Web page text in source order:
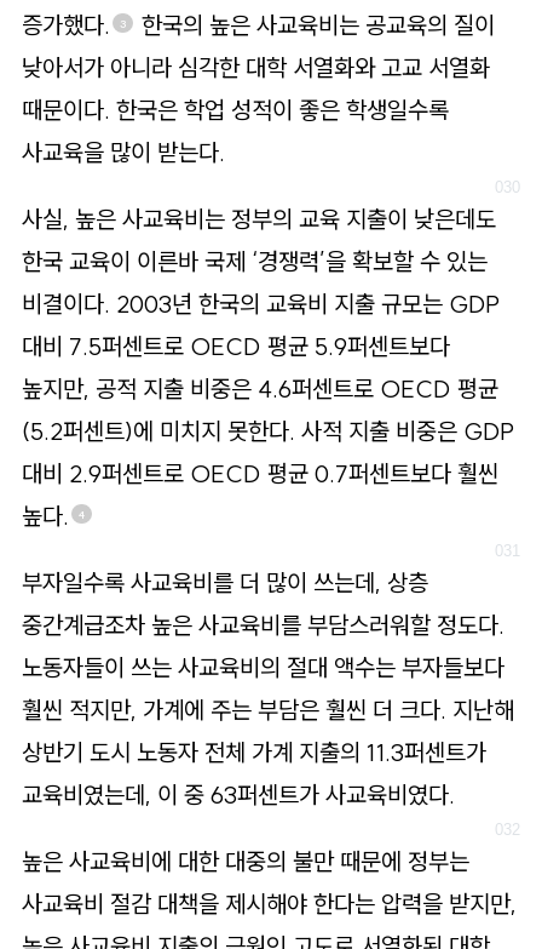
증가했다.
3
한국의 높은 사교육비는 공교육의 질이
낮아서가 아니라 심각한 대학 서열화와 고교 서열화
때문이다. 한국은 학업 성적이 좋은 학생일수록
사교육을 많이 받는다.
사실, 높은 사교육비는 정부의 교육 지출이 낮은데도
한국 교육이 이른바 국제 ‘경쟁력’을 확보할 수 있는
비결이다. 2003년 한국의 교육비 지출 규모는 GDP
대비 7.5퍼센트로 OECD 평균 5.9퍼센트보다
높지만, 공적 지출 비중은 4.6퍼센트로 OECD 평균
(5.2퍼센트)에 미치지 못한다. 사적 지출 비중은 GDP
대비 2.9퍼센트로 OECD 평균 0.7퍼센트보다 훨씬
높다.
4
부자일수록 사교육비를 더 많이 쓰는데, 상층
중간계급조차 높은 사교육비를 부담스러워할 정도다.
노동자들이 쓰는 사교육비의 절대 액수는 부자들보다
훨씬 적지만, 가계에 주는 부담은 훨씬 더 크다. 지난해
상반기 도시 노동자 전체 가계 지출의 11.3퍼센트가
교육비였는데, 이 중 63퍼센트가 사교육비였다.
높은 사교육비에 대한 대중의 불만 때문에 정부는
사교육비 절감 대책을 제시해야 한다는 압력을 받지만,